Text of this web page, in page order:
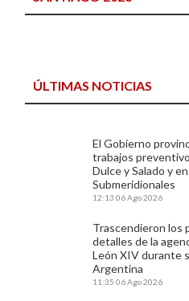
ÚLTIMAS NOTICIAS
El Gobierno
trabajos
Dulce y Salado y
Submeridionales
12:13 06 Ago 2026
Trascendieron los
detalles de la
León XIV durante
Argentina
11:35 06 Ago 2026